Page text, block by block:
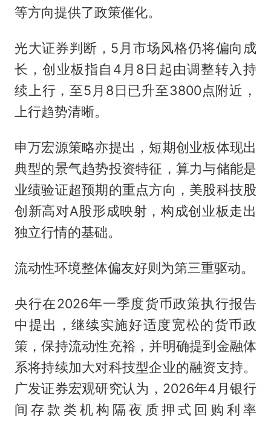
等方向提供了政策催化。
光大证券判断，5月市场风格仍将偏向成
长，创业板指自4月8日起由调整转入持
续上行，至5月8日已升至3800点附近，
上行趋势清晰。
申万宏源策略亦提出，短期创业板体现出
典型的景气趋势投资特征，算力与储能是
业绩验证超预期的重点方向，美股科技股
创新高对A股形成映射，构成创业板走出
独立行情的基础。
流动性环境整体偏友好则为第三重驱动。
央行在2026年一季度货币政策执行报告
中提出，继续实施好适度宽松的货币政
策，保持流动性充裕，并明确提到金融体
系将持续加大对科技型企业的融资支持。
广发证券宏观研究认为，2026年4月银行
间存款类机构隔夜质押式回购利率